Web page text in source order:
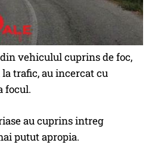
vehiculul cuprins de foc,
trafic, au incercat cu
focul.
au cuprins intreg
putut apropia.